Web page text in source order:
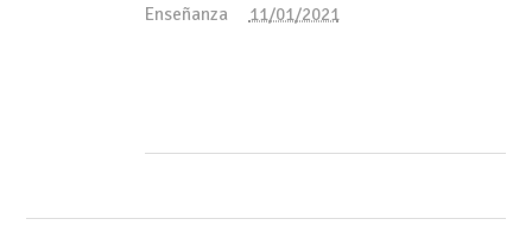
Enseñanza 11/01/2021